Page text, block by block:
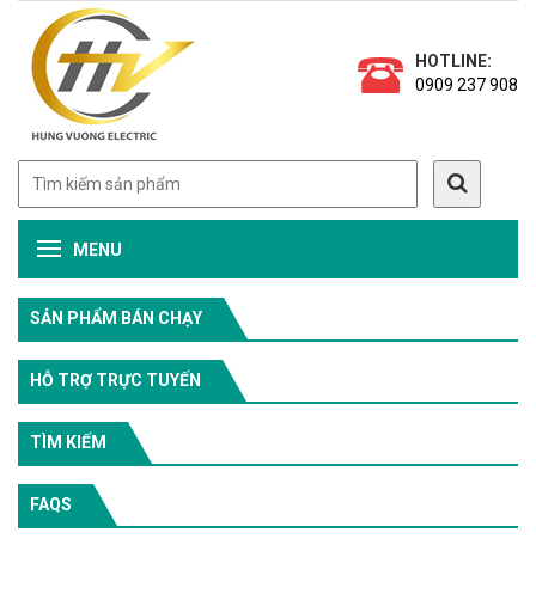
HOTLINE:
0909 237 908
MENU
SẢN PHẨM BÁN CHẠY
HỖ TRỢ TRỰC TUYẾN
TÌM KIẾM
FAQS